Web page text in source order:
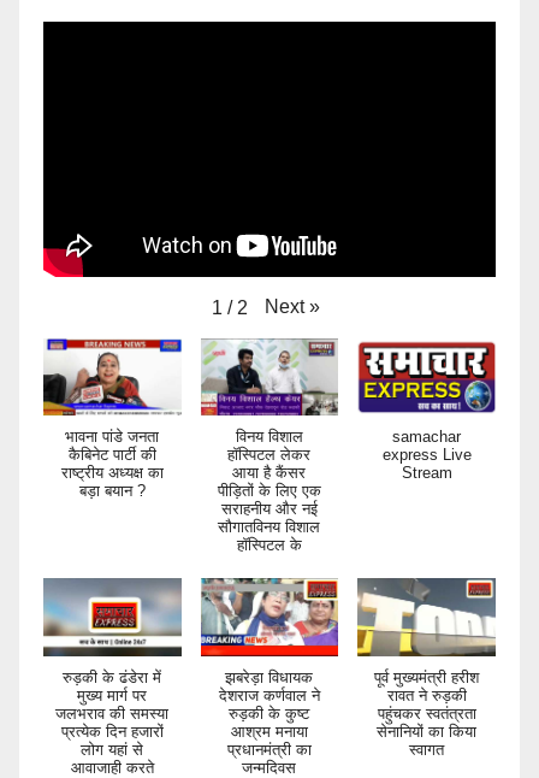
1 / 2 Next »
भावना पांडे जनता
कैबिनेट पार्टी की
राष्ट्रीय अध्यक्ष का
बड़ा बयान ?
विनय विशाल
हॉस्पिटल लेकर
आया है कैंसर
पीड़ितों के लिए एक
सराहनीय और नई
सौगातविनय विशाल
हॉस्पिटल के
samachar
express Live
Stream
रुड़की के ढंडेरा में
मुख्य मार्ग पर
जलभराव की समस्या
प्रत्येक दिन हजारों
लोग यहां से
आवाजाही करते
झबरेड़ा विधायक
देशराज कर्णवाल ने
रुड़की के कुष्ट
आश्रम मनाया
प्रधानमंत्री का
जन्मदिवस
पूर्व मुख्यमंत्री हरीश
रावत ने रुड़की
पहुंचकर स्वतंत्रता
सेनानियों का किया
स्वागत